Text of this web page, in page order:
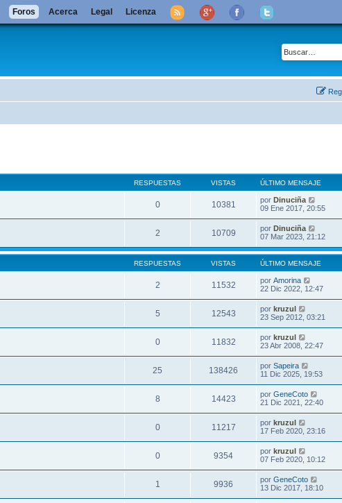
RESPUESTAS VISTAS ÚLTIMO MENSAJE
0 10381 por Dinuciña
09 Ene 2017, 20:55
2 10709 por Dinuciña
07 Mar 2023, 21:12
RESPUESTAS VISTAS ÚLTIMO MENSAJE
2 11532 por Amorina
22 Dic 2022, 12:47
5 12543 por kruzul
23 Sep 2012, 03:21
0 11832 por kruzul
23 Abr 2008, 22:47
25 138426 por Sapeira
11 Dic 2025, 19:53
8 14423 por GeneCoto
21 Dic 2021, 22:40
0 11217 por kruzul
17 Feb 2020, 23:16
0 9354 por kruzul
07 Feb 2020, 10:12
1 9936 por GeneCoto
13 Dic 2017, 18:10
Foros Acerca Legal Licenza